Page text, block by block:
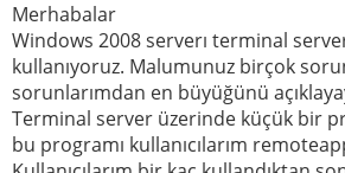
Merhabalar
Windows 2008 serverı terminal
kullanıyoruz. Malumunuz birçok
sorunlarımdan en büyüğünü
Terminal server üzerinde küçük bir
bu programı kullanıcılarım